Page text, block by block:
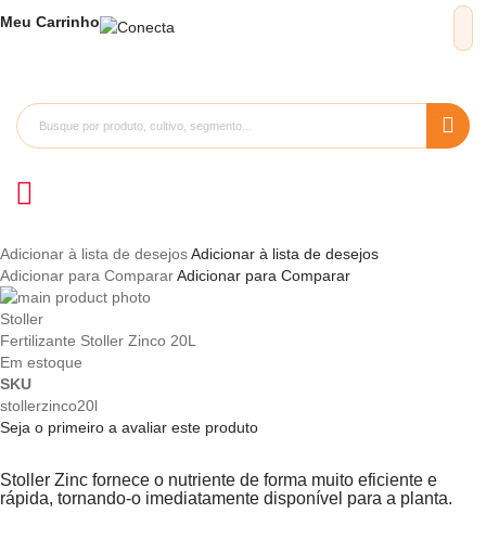
Meu Carrinho
Adicionar à lista de desejosAdicionar à lista de desejos
Adicionar para CompararAdicionar para Comparar
Pular
para
o
final
da
Galeria
de
Saltar
para
o
início
da
Galeria
imagens
Stoller
Fertilizante Stoller Zinco 20L
Em estoque
SKU
stollerzinco20l
Seja o primeiro a avaliar este produto
Stoller Zinc fornece o nutriente de forma muito eficiente e
rápida, tornando-o imediatamente disponível para a planta.